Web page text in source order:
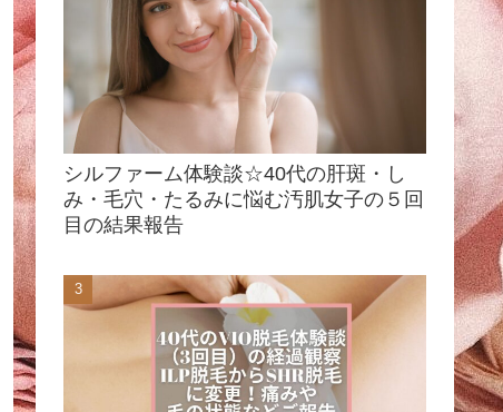
シルファーム体験談☆40代の肝斑・し
み・毛穴・たるみに悩む汚肌女子の５回
目の結果報告